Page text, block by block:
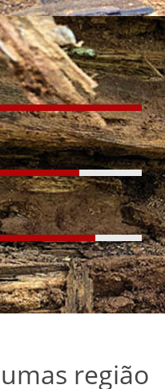
região